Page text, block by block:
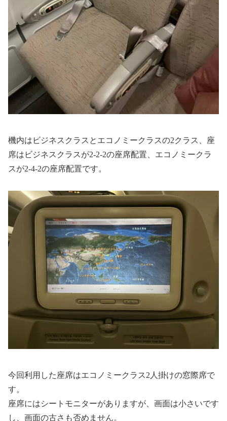
機内はビジネスクラスとエコノミークラスの2クラス、座
席はビジネスクラスが2-2-2の座席配置、エコノミークラ
スが2-4-2の座席配置です。
今回利用した座席はエコノミークラス2人掛けの窓際席で
す。
座席にはシートモニターがありますが、画面は小さいです
し、画面の古さも否めません。